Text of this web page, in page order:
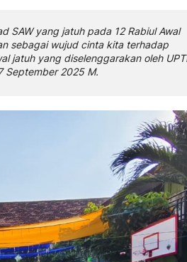
SAW yang jatuh pada 12 Rabiul Awal
sebagai wujud cinta kita terhadap
jatuh yang diselenggarakan oleh
September 2025 M.